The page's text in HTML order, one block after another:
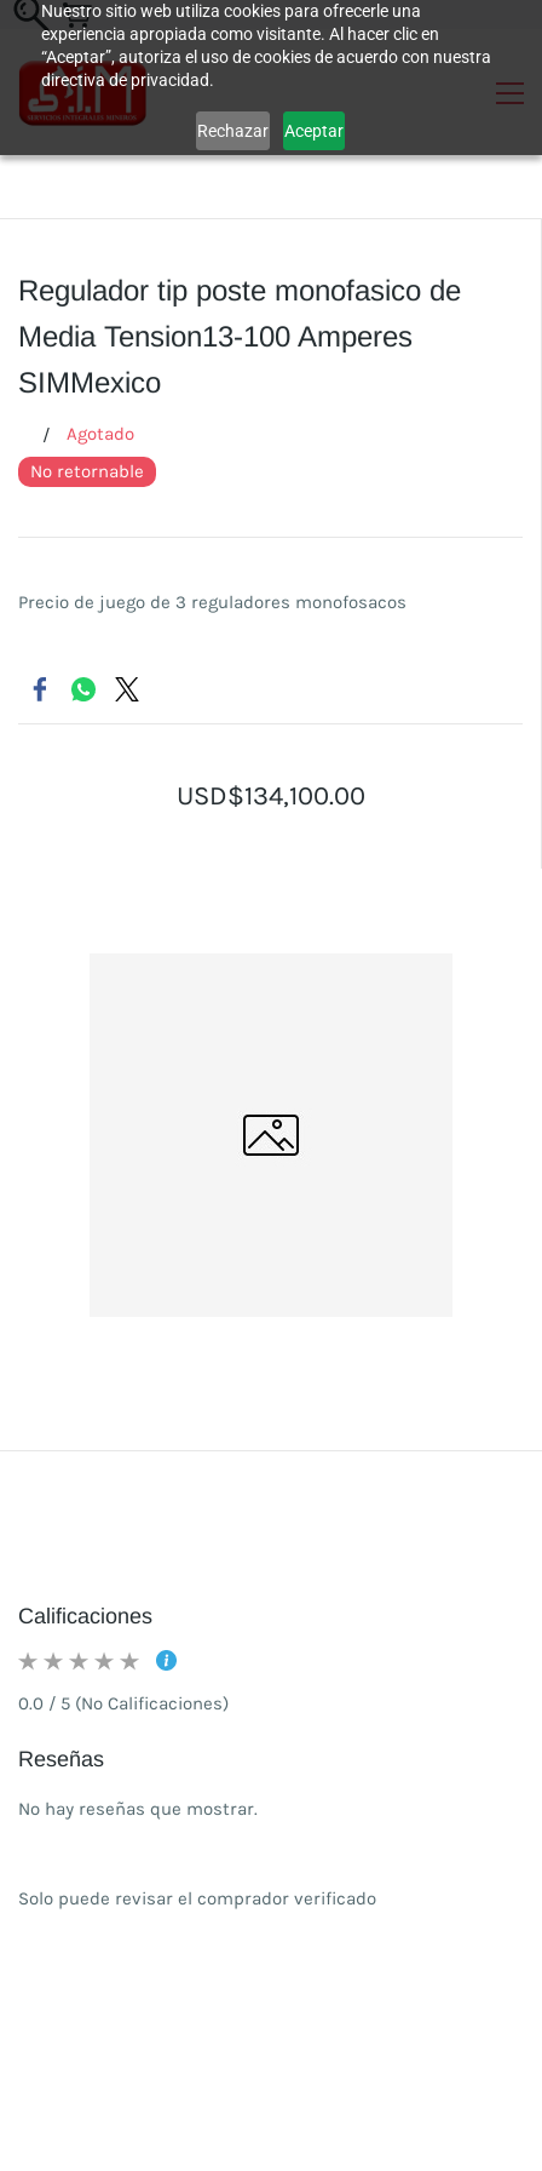
Nuestro sitio web utiliza cookies para ofrecerle una
experiencia apropiada como visitante. Al hacer clic en
“Aceptar”, autoriza el uso de cookies de acuerdo con nuestra
directiva de privacidad.
Rechazar Aceptar
Regulador tip poste monofasico de
Media Tension13-100 Amperes
SIMMexico
Agotado
No retornable
Precio de juego de 3 reguladores monofosacos
USD$134,100.00
Calificaciones
0.0 / 5 (No Calificaciones)
Reseñas
No hay reseñas que mostrar.
Solo puede revisar el comprador verificado